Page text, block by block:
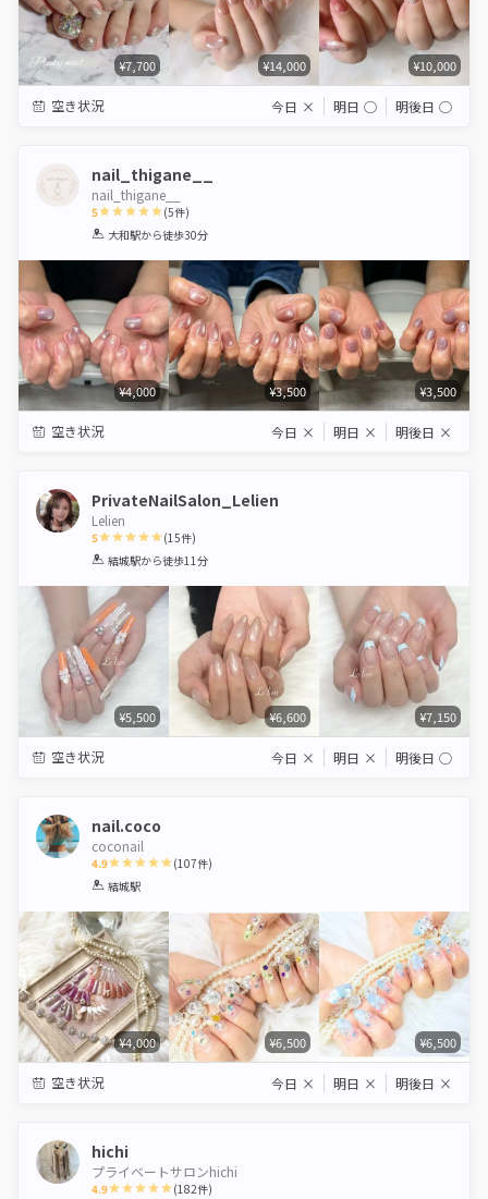
¥7,700 ¥14,000 ¥10,000
空き状況 今日 × 明日 ◯ 明後日 ◯
nail_thigane__
nail_thigane__
5
1 2 3 4 5
(5件)
大和駅から徒歩30分
¥4,000 ¥3,500 ¥3,500
空き状況 今日 × 明日 × 明後日 ×
PrivateNailSalon_Lelien
Lelien
5
1 2 3 4 5
(15件)
結城駅から徒歩11分
¥5,500 ¥6,600 ¥7,150
空き状況 今日 × 明日 × 明後日 ◯
nail.coco
coconail
4.9
1 2 3
(107件)
結城駅
¥4,000 ¥6,500 ¥6,500
空き状況 今日 × 明日 × 明後日 ×
hichi
プライベートサロンhichi
4.9 (182件)